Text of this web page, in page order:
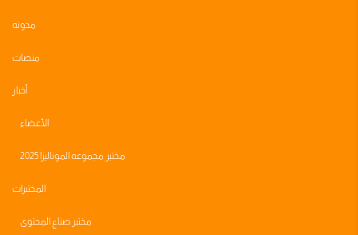
مدونه
منصات
أخبار
الأعضاء
مختبر مجموعه الموناليزا 2025
المختبرات
مختبر صناع المحتوى